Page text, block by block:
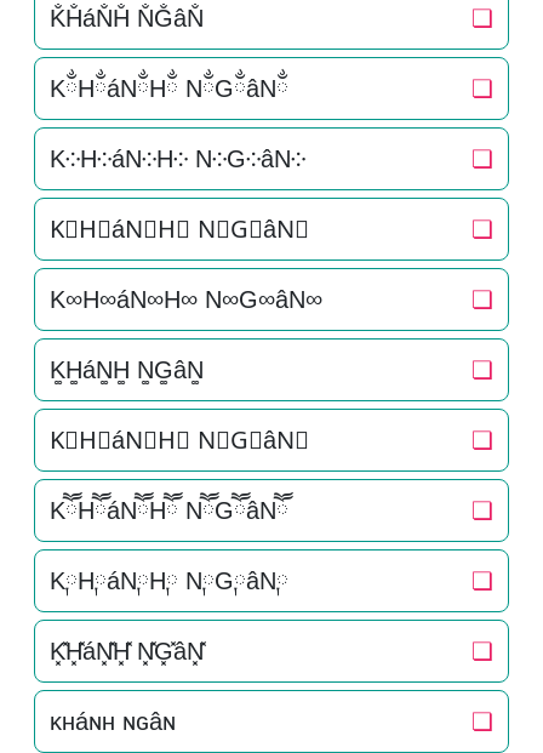
K̐H̐áN̐H̐ N̐G̐âN̐ ❏
KྂHྂáNྂHྂ NྂGྂâNྂ ❏
K༶H༶áN༶H༶ N༶G༶âN༶ ❏
K⃕H⃕áN⃕H⃕ N⃕G⃕âN⃕ ❏
K∞H∞áN∞H∞ N∞G∞âN∞ ❏
K͚H͚áN͚H͚ N͚G͚âN͚ ❏
K⃒H⃒áN⃒H⃒ N⃒G⃒âN⃒ ❏
KཽHཽáNཽHཽ NཽGཽâNཽ ❏
K༙H༙áN༙H༙ N༙G༙âN༙ ❏
K͓̽H͓̽áN͓̽H͓̽ N͓̽G͓̽âN͓̽ ❏
ᴋʜáɴʜ ɴɢâɴ ❏